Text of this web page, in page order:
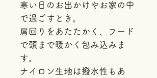
寒い日のお出かけやお家の中
で過ごすとき。
肩回りをあたたかく、フード
で頭まで暖かく包み込みま
す。
ナイロン生地は撥水性もあ